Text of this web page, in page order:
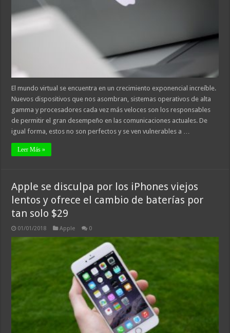
El mundo virtual se encuentra en un crecimiento exponencial increíble.
Nuevos dispositivos que nos asombran, sistemas operativos de alta
gamma y procesadores cada vez más veloces son los responsables
de permitir el gran desempeño en las comunicaciones actuales. De
igual forma, estos no son perfectos y se ven vulnerables a …
Leer Más »
Apple se disculpa por los iPhones viejos
lentos y ofrece el cambio de baterías por
tan solo $29
01/01/2018 Apple 0